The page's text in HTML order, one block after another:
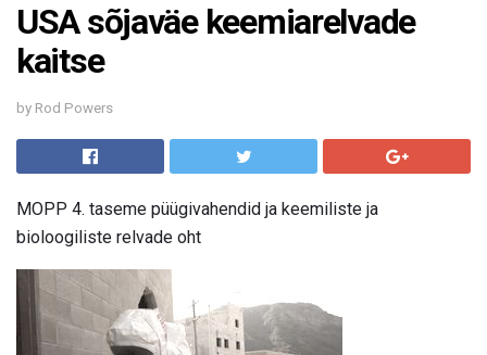
USA sõjaväe keemiarelvade
kaitse
by Rod Powers
MOPP 4. taseme püügivahendid ja keemiliste ja
bioloogiliste relvade oht